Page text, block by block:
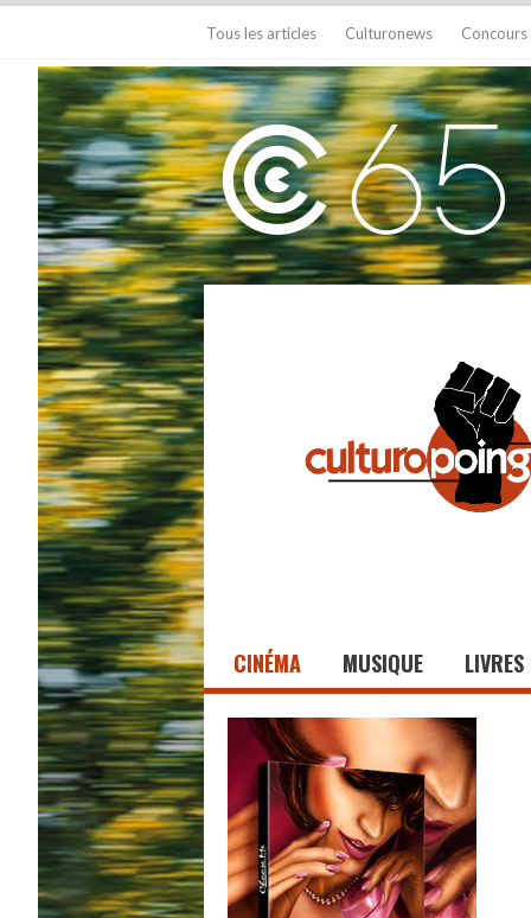
Tous les articles Culturonews Concours
CINÉMA MUSIQUE LIVRES